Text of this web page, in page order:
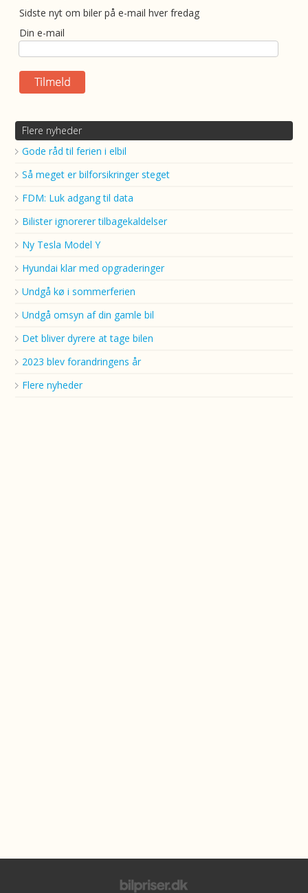
Sidste nyt om biler på e-mail hver fredag
Din e-mail
Flere nyheder
Gode råd til ferien i elbil
Så meget er bilforsikringer steget
FDM: Luk adgang til data
Bilister ignorerer tilbagekaldelser
Ny Tesla Model Y
Hyundai klar med opgraderinger
Undgå kø i sommerferien
Undgå omsyn af din gamle bil
Det bliver dyrere at tage bilen
2023 blev forandringens år
Flere nyheder